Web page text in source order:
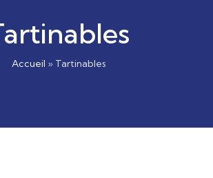
Accueil » Tartinables